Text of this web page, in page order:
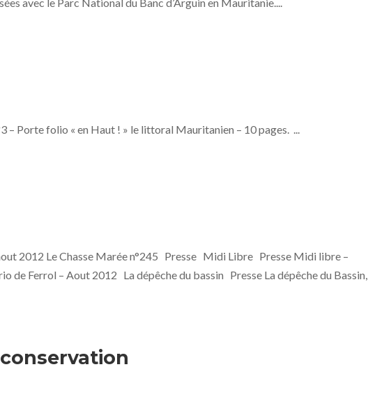
– Porte folio « en Haut ! » le littoral Mauritanien – 10 pages. ...
2012 Le Chasse Marée n°245 Presse Midi Libre Presse Midi libre –
Ferrol – Aout 2012 La dépêche du bassin Presse La dépêche du Bassin,